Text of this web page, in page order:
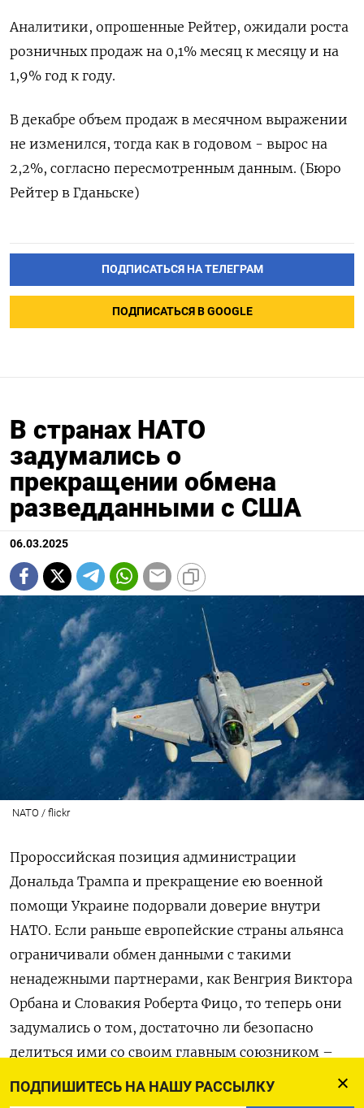
ПОДПИШИТЕСЬ НА НАШУ РАССЫЛКУ
Аналитики, опрошенные Рейтер, ожидали роста
розничных продаж на 0,1%​​ месяц к месяцу и на
1,9% год к году.
В декабре объем продаж в месячном выражении
не изменился, тогда как в годовом - вырос на
2,2%, согласно пересмотренным данным. (Бюро
Рейтер в Гданьске)
ПОДПИСАТЬСЯ НА ТЕЛЕГРАМ
ПОДПИСАТЬСЯ В GOOGLE
В странах НАТО
задумались о
прекращении обмена
разведданными с США
06.03.2025
NATO / flickr
Пророссийская позиция администрации
Дональда Трампа и прекращение ею военной
помощи Украине подорвали доверие внутри
НАТО. Если раньше европейские страны альянса
ограничивали обмен данными с такими
ненадежными партнерами, как Венгрия Виктора
Орбана и Словакия Роберта Фицо, то теперь они
задумались о том, достаточно ли безопасно
делиться ими со своим главным союзником –